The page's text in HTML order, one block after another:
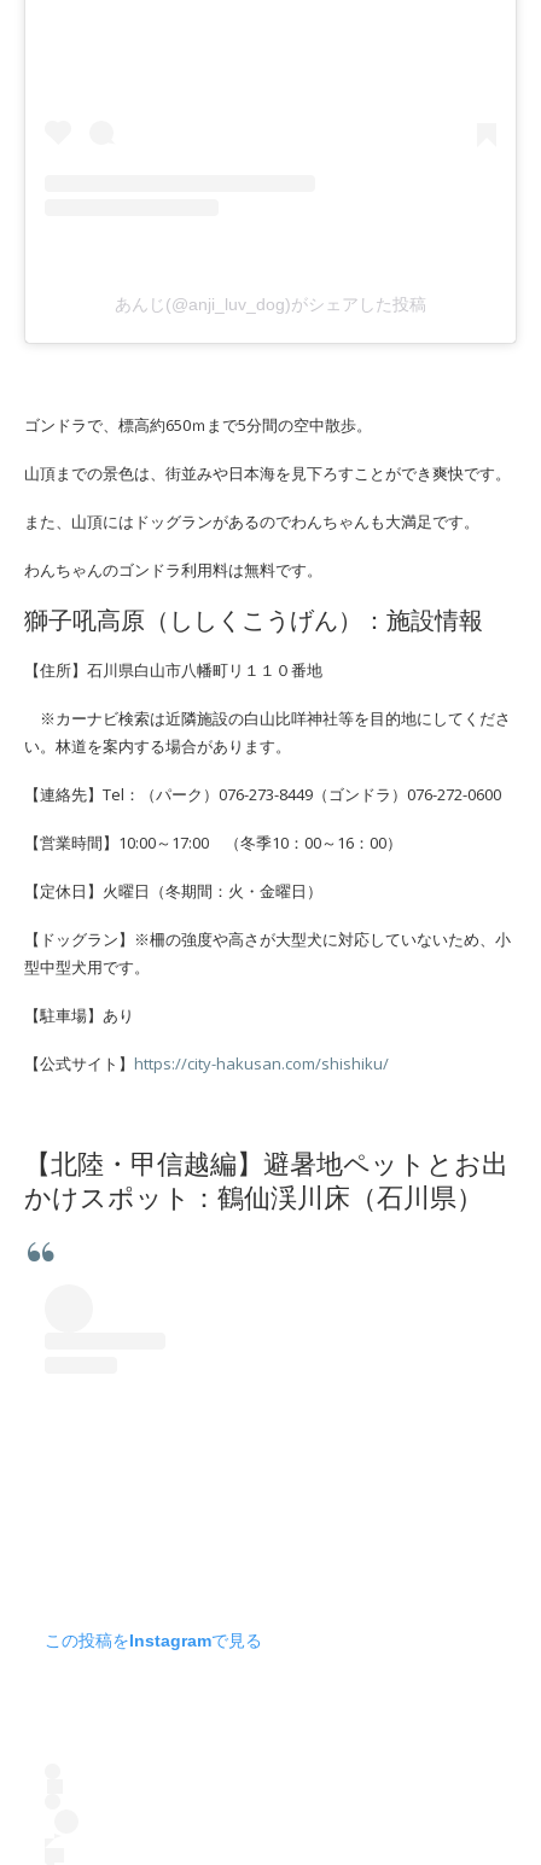
あんじ(@anji_luv_dog)がシェアした投稿
ゴンドラで、標高約650ｍまで5分間の空中散歩。
山頂までの景色は、街並みや日本海を見下ろすことができ爽快です。
また、山頂にはドッグランがあるのでわんちゃんも大満足です。
わんちゃんのゴンドラ利用料は無料です。
獅子吼高原（ししくこうげん）：施設情報
【住所】石川県白山市八幡町リ１１０番地
※カーナビ検索は近隣施設の白山比咩神社等を目的地にしてくださ
い。林道を案内する場合があります。
【連絡先】Tel：（パーク）076-273-8449（ゴンドラ）076-272-0600
【営業時間】10:00～17:00 （冬季10：00～16：00）
【定休日】火曜日（冬期間：火・金曜日）
【ドッグラン】※柵の強度や高さが大型犬に対応していないため、小
型中型犬用です。
【駐車場】あり
【公式サイト】 https://city-hakusan.com/shishiku/
【北陸・甲信越編】避暑地ペットとお出
かけスポット：鶴仙渓川床（石川県）
この投稿をInstagramで見る